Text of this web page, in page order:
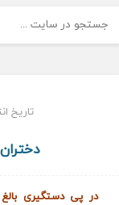
تاریخ انتشار :
در پی دستگیری